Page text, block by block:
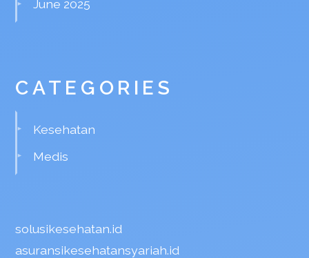
June 2025
CATEGORIES
Kesehatan
Medis
solusikesehatan.id
asuransikesehatansyariah.id